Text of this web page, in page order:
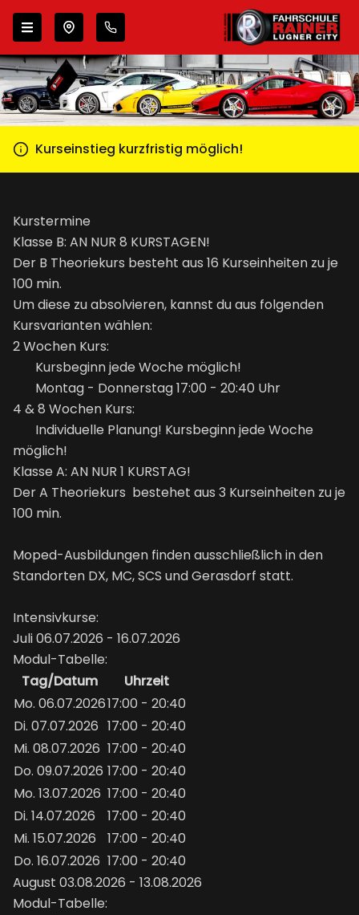
Zur Navigation springen
Zum Inhalt springen
Wähle deinen Standort
Kurseinstieg kurzfristig möglich!
Kurstermine
Klasse B: AN NUR 8 KURSTAGEN!
Der B Theoriekurs besteht aus 16 Kurseinheiten zu je
100 min.
Um diese zu absolvieren, kannst du aus folgenden
Kursvarianten wählen:
2 Wochen Kurs:
Kursbeginn jede Woche möglich!
Montag - Donnerstag 17:00 - 20:40 Uhr
4 & 8 Wochen Kurs:
Individuelle Planung! Kursbeginn jede Woche
möglich!
Klasse A: AN NUR 1 KURSTAG!
Der A Theoriekurs bestehet aus 3 Kurseinheiten zu je
100 min.
Moped-Ausbildungen finden ausschließlich in den
Standorten DX, MC, SCS und Gerasdorf statt.
Intensivkurse:
Juli 06.07.2026 - 16.07.2026
Modul-Tabelle:
Tag/Datum
Uhrzeit
Mo. 06.07.202617:00 - 20:40
Di. 07.07.2026 17:00 - 20:40
Mi. 08.07.2026 17:00 - 20:40
Do. 09.07.2026 17:00 - 20:40
Mo. 13.07.2026 17:00 - 20:40
Di. 14.07.2026
17:00 - 20:40
Mi. 15.07.2026
17:00 - 20:40
Do. 16.07.2026 17:00 - 20:40
August 03.08.2026 - 13.08.2026
Modul-Tabelle: